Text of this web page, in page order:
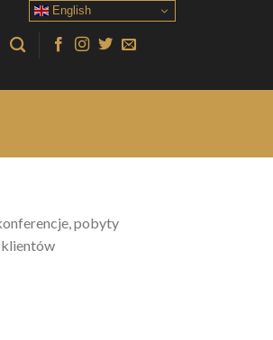
pobyty
klientów
English